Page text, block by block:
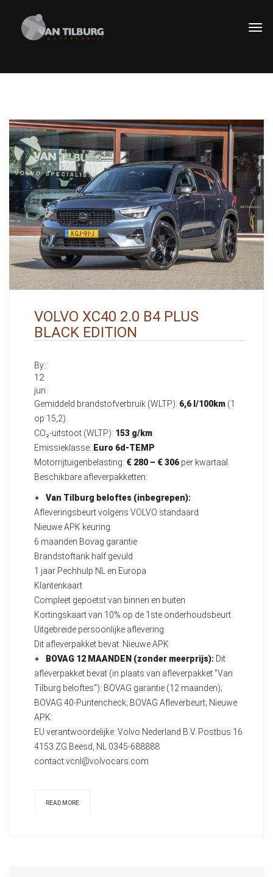
VOLVO XC40 2.0 B4 PLUS
BLACK EDITION
By::
12
jun
Gemiddeld brandstofverbruik (WLTP): 6,6 l/100km (1
op 15,2)
CO₂-uitstoot (WLTP): 153 g/km
Emissieklasse: Euro 6d-TEMP
Motorrijtuigenbelasting: € 280 – € 306 per kwartaal
Beschikbare afleverpakketten:
Van Tilburg beloftes (inbegrepen):
Afleveringsbeurt volgens VOLVO standaard
Nieuwe APK keuring
6 maanden Bovag garantie
Brandstoftank half gevuld
1 jaar Pechhulp NL en Europa
Klantenkaart
Compleet gepoetst van binnen en buiten
Kortingskaart van 10% op de 1ste onderhoudsbeurt
Uitgebreide persoonlijke aflevering
Dit afleverpakket bevat: Nieuwe APK
BOVAG 12 MAANDEN (zonder meerprijs): Dit
afleverpakket bevat (in plaats van afleverpakket "Van
Tilburg beloftes"): BOVAG garantie (12 maanden);
BOVAG 40-Puntencheck; BOVAG Afleverbeurt; Nieuwe
APK
EU verantwoordelijke: Volvo Nederland B.V. Postbus 16
4153 ZG Beesd, NL 0345-688888
contact.vcnl@volvocars.com
READ MORE